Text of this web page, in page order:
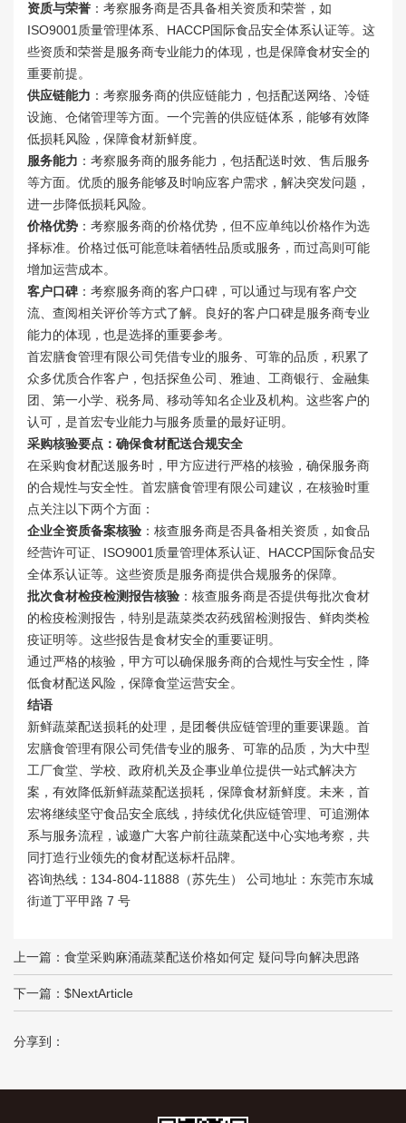
资质与荣誉 ：考察服务商是否具备相关资质和荣誉，如
ISO9001质量管理体系、HACCP国际食品安全体系认证等。这
些资质和荣誉是服务商专业能力的体现，也是保障食材安全的
重要前提。
供应链能力 ：考察服务商的供应链能力，包括配送网络、冷链
设施、仓储管理等方面。一个完善的供应链体系，能够有效降
低损耗风险，保障食材新鲜度。
服务能力 ：考察服务商的服务能力，包括配送时效、售后服务
等方面。优质的服务能够及时响应客户需求，解决突发问题，
进一步降低损耗风险。
价格优势 ：考察服务商的价格优势，但不应单纯以价格作为选
择标准。价格过低可能意味着牺牲品质或服务，而过高则可能
增加运营成本。
客户口碑 ：考察服务商的客户口碑，可以通过与现有客户交
流、查阅相关评价等方式了解。良好的客户口碑是服务商专业
能力的体现，也是选择的重要参考。
首宏膳食管理有限公司凭借专业的服务、可靠的品质，积累了
众多优质合作客户，包括探鱼公司、雅迪、工商银行、金融集
团、第一小学、税务局、移动等知名企业及机构。这些客户的
认可，是首宏专业能力与服务质量的最好证明。
采购核验要点：确保食材配送合规安全
在采购食材配送服务时，甲方应进行严格的核验，确保服务商
的合规性与安全性。首宏膳食管理有限公司建议，在核验时重
点关注以下两个方面：
企业全资质备案核验 ：核查服务商是否具备相关资质，如食品
经营许可证、ISO9001质量管理体系认证、HACCP国际食品安
全体系认证等。这些资质是服务商提供合规服务的保障。
批次食材检疫检测报告核验 ：核查服务商是否提供每批次食材
的检疫检测报告，特别是蔬菜类农药残留检测报告、鲜肉类检
疫证明等。这些报告是食材安全的重要证明。
通过严格的核验，甲方可以确保服务商的合规性与安全性，降
低食材配送风险，保障食堂运营安全。
结语
新鲜蔬菜配送损耗的处理，是团餐供应链管理的重要课题。首
宏膳食管理有限公司凭借专业的服务、可靠的品质，为大中型
工厂食堂、学校、政府机关及企事业单位提供一站式解决方
案，有效降低新鲜蔬菜配送损耗，保障食材新鲜度。未来，首
宏将继续坚守食品安全底线，持续优化供应链管理、可追溯体
系与服务流程，诚邀广大客户前往蔬菜配送中心实地考察，共
同打造行业领先的食材配送标杆品牌。
咨询热线：134-804-11888（苏先生） 公司地址：东莞市东城
街道丁平甲路 7 号
上一篇： 食堂采购麻涌蔬菜配送价格如何定 疑问导向解决思路
下一篇：$NextArticle
分享到：